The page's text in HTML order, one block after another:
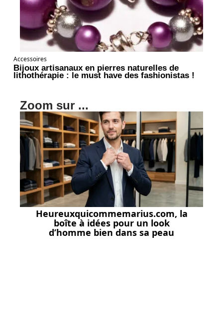
Accessoires
Bijoux artisanaux en pierres naturelles de
lithothérapie : le must have des fashionistas !
Zoom sur ...
Heureuxquicommemarius.com, la
boîte à idées pour un look
d’homme bien dans sa peau